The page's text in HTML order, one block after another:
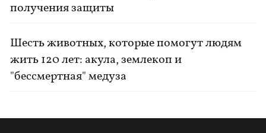
получения защиты
Шесть животных, которые помогут людям
жить 120 лет: акула, землекоп и
"бессмертная" медуза